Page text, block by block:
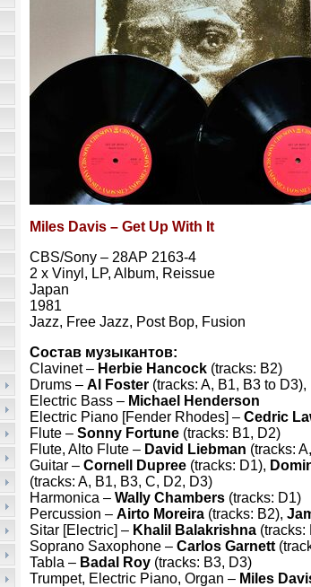
Miles Davis – Get Up With It
CBS/Sony – 28AP 2163-4
2 x Vinyl, LP, Album, Reissue
Japan
1981
Jazz, Free Jazz, Post Bop, Fusion
Состав музыкантов:
Clavinet – Herbie Hancock (tracks: B2)
Drums –Al Foster (tracks: A, B1, B3 to
Electric Bass – Michael Henderson
Electric Piano [Fender Rhodes] –Cedric
Flute –Sonny Fortune (tracks: B1, D2)
Flute, Alto Flute – David Liebman (tracks:
Guitar –Cornell Dupree (tracks: D1),
(tracks: A, B1, B3, C, D2, D3)
Harmonica –Wally Chambers (tracks: D1)
Percussion –Airto Moreira (tracks: B2),
Sitar [Electric] – Khalil Balakrishna (tracks:
Soprano Saxophone –Carlos Garnett
Tabla – Badal Roy (tracks: B3, D3)
Trumpet, Electric Piano, Organ – Miles